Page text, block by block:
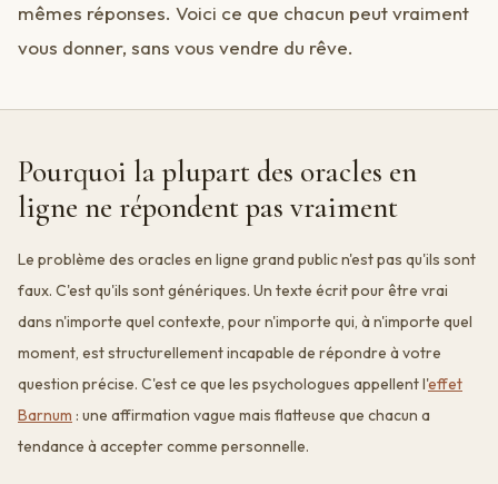
mêmes réponses. Voici ce que chacun peut vraiment
vous donner, sans vous vendre du rêve.
Pourquoi la plupart des oracles en
ligne ne répondent pas vraiment
Le problème des oracles en ligne grand public n'est pas qu'ils sont
faux. C'est qu'ils sont génériques. Un texte écrit pour être vrai
dans n'importe quel contexte, pour n'importe qui, à n'importe quel
moment, est structurellement incapable de répondre à votre
question précise. C'est ce que les psychologues appellent l'effet
Barnum : une affirmation vague mais flatteuse que chacun a
tendance à accepter comme personnelle.